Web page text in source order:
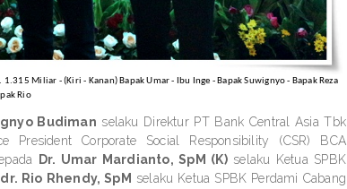
Miliar - (Kiri - Kanan) Bapak Umar - Ibu Inge - Bapak Suwignyo - Bapak Reza
Rio
Budiman selaku Direktur PT Bank Central Asia Tbk
President Corporate Social Responsibility (CSR) BCA
Dr. Umar Mardianto, SpM (K)selaku Ketua SPBK
dr. Rio Rhendy, SpM selaku Ketua SPBK Perdami Cabang